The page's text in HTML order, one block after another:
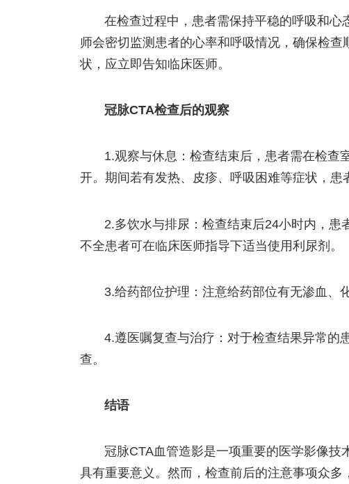
在检查过程中，患者需保持平稳的呼吸和
师会密切监测患者的心率和呼吸情况，确保检
状，应立即告知临床医师。
冠脉CTA检查后的观察
1.观察与休息：检查结束后，患者需在检查
开。期间若有发热、皮疹、呼吸困难等症状，患
2.多饮水与排尿：检查结束后24小时内，
不全患者可在临床医师指导下适当使用利尿剂。
3.给药部位护理：注意给药部位有无渗血、
4.遵医嘱复查与治疗：对于检查结果异常的
查。
结语
冠脉CTA血管造影是一项重要的医学影像
具有重要意义。然而，检查前后的注意事项众